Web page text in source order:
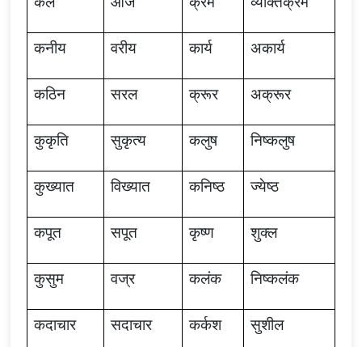
कनीय वरीय कार्य अकार्य
कठिन सरल क्रूर अक्रूर
कुकृति सुकृत्य कलुष निष्कलुष
कुख्यात विख्यात कनिष्ठ ज्येष्ठ
कपूत सपूत कृष्ण शुक्ल
कुसुम वज्र कलंक निष्कलंक
कदाचार सदाचार कर्कश सुशील